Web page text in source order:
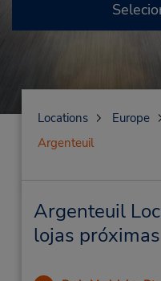
Locations Europe
Argenteuil
Argenteuil
lojas próximas